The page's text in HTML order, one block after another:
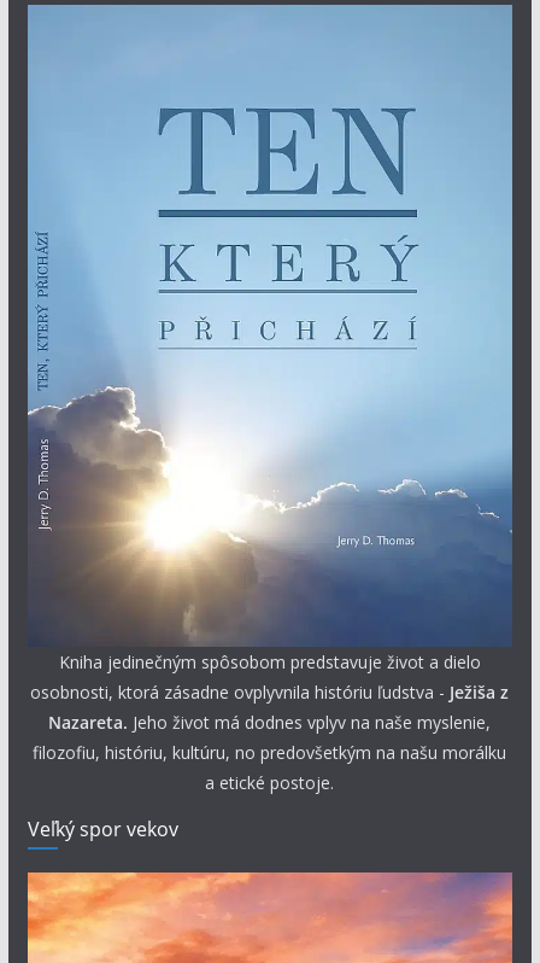
Kniha jedinečným spôsobom predstavuje život a dielo
osobnosti, ktorá zásadne ovplyvnila históriu ľudstva - Ježiša z
Nazareta. Jeho život má dodnes vplyv na naše myslenie,
filozofiu, históriu, kultúru, no predovšetkým na našu morálku
a etické postoje.
Veľký spor vekov